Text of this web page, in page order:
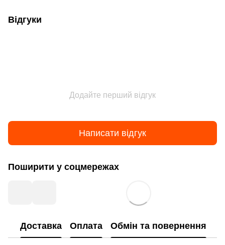
Відгуки
Додайте перший відгук
Написати відгук
Поширити у соцмережах
Доставка Оплата Обмін та повернення